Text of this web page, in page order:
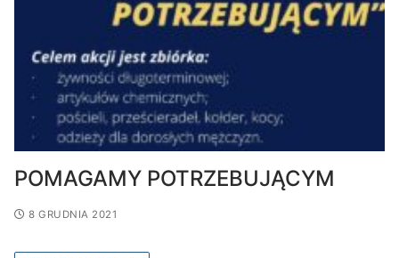
POMAGAMY POTRZEBUJĄCYM
8 GRUDNIA 2021